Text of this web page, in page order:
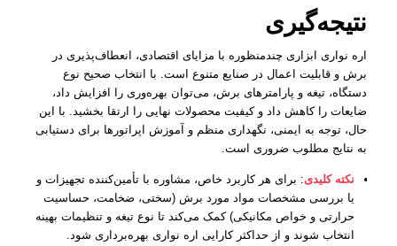
نتیجه‌گیری
اره نواری ابزاری چندمنظوره با مزایای اقتصادی، انعطاف‌پذیری در
برش و قابلیت اعمال در صنایع متنوع است. با انتخاب صحیح نوع
دستگاه، تیغه و پارامترهای برش، می‌توان بهره‌وری را افزایش داد،
ضایعات را کاهش داد و کیفیت محصولات نهایی را ارتقا بخشید. با این
حال، توجه به ایمنی، نگهداری منظم و آموزش اپراتورها برای دستیابی
به نتایج مطلوب ضروری است.
نکته کلیدی: برای هر کاربرد خاص، مشاوره با تأمین‌کننده تجهیزات و
یا بررسی مشخصات مواد مورد برش (سختی، ضخامت، حساسیت
حرارتی و خواص مکانیکی) کمک می‌کند تا نوع تیغه و تنظیمات بهینه
انتخاب شوند و از حداکثر کارایی اره نواری بهره‌برداری شود.